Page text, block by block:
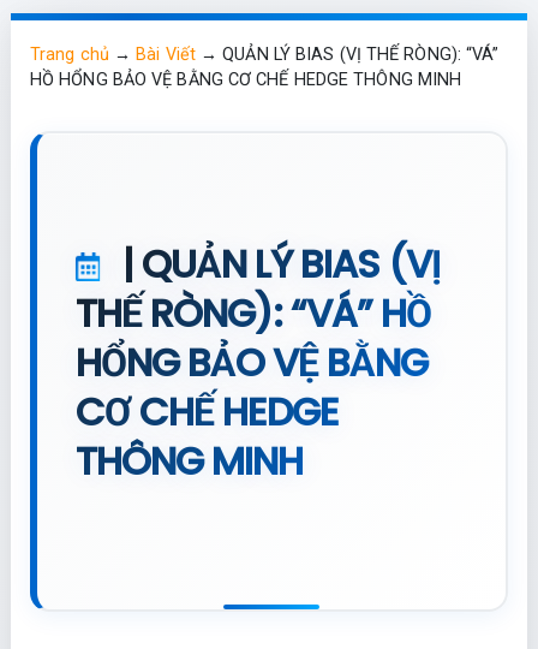
Trang chủ →Bài Viết→QUẢN LÝ BIAS (VỊ THẾ RÒNG): “VÁ”
HỒ HỔNG BẢO VỆ BẰNG CƠ CHẾ HEDGE THÔNG MINH
| QUẢN LÝ BIAS (VỊ
THẾ RÒNG): “VÁ” HỒ
HỔNG BẢO VỆ BẰNG
CƠ CHẾ HEDGE
THÔNG MINH